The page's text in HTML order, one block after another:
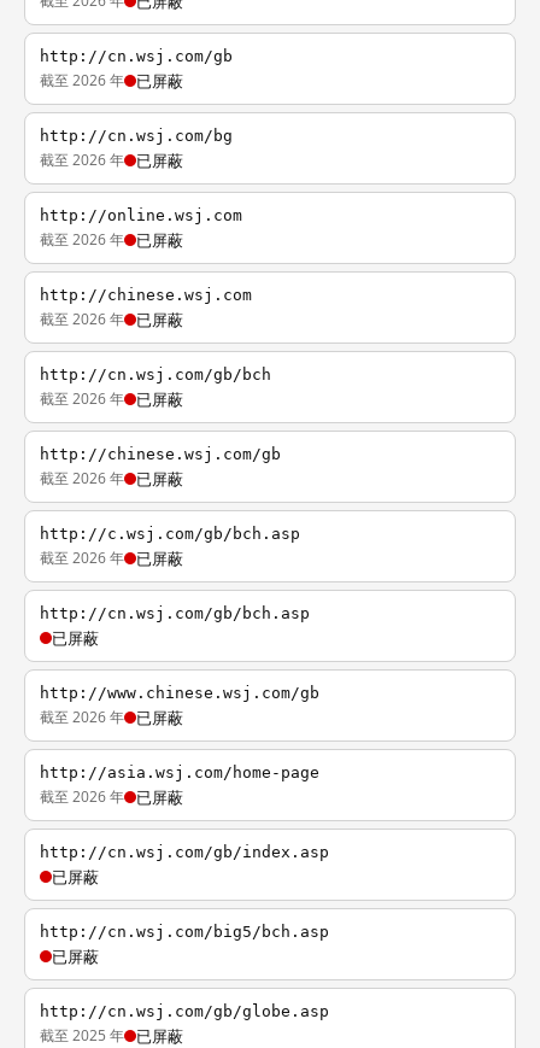
http://cn.wsj.com/gb
截至 2026 年 已屏蔽
http://cn.wsj.com/bg
截至 2026 年 已屏蔽
http://online.wsj.com
截至 2026 年 已屏蔽
http://chinese.wsj.com
截至 2026 年 已屏蔽
http://cn.wsj.com/gb/bch
截至 2026 年 已屏蔽
http://chinese.wsj.com/gb
截至 2026 年 已屏蔽
http://c.wsj.com/gb/bch.asp
截至 2026 年 已屏蔽
http://cn.wsj.com/gb/bch.asp
已屏蔽
http://www.chinese.wsj.com/gb
截至 2026 年 已屏蔽
http://asia.wsj.com/home-page
截至 2026 年 已屏蔽
http://cn.wsj.com/gb/index.asp
已屏蔽
http://cn.wsj.com/big5/bch.asp
已屏蔽
http://cn.wsj.com/gb/globe.asp
截至 2025 年 已屏蔽